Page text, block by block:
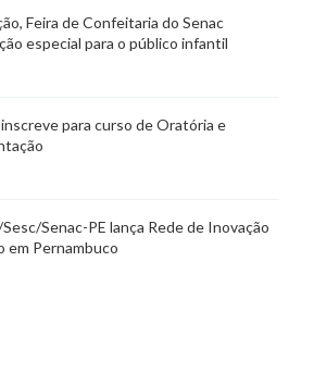
Feira de Confeitaria do Senac
especial para o público infantil
inscreve para curso de Oratória e
Senac-PE lança Rede de Inovação
em Pernambuco